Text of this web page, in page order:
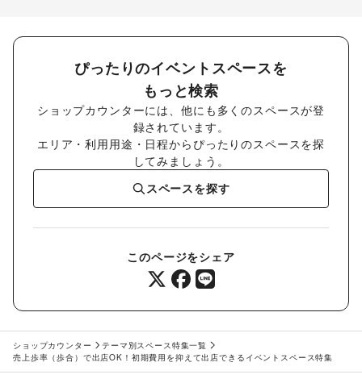
ぴったりのイベントスペースを
もっと検索
ショップカウンターには、他にも多くのスペースが登
録されています。
エリア・利用用途・日程からぴったりのスペースを探
してみましょう。
スペースを探す
このページをシェア
ショップカウンター
テーマ別スペース特集一覧
売上歩率（歩合）で出店OK！初期費用を抑えて出店できるイベントスペース特集